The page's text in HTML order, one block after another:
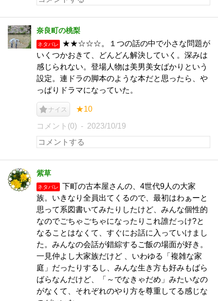
奈良町の桃梨
ネタバレ
★★☆☆☆。１つの話の中で小さな問題が
いくつかおきて、どんどん解決していく。深みは
感じられない。登場人物は美男美女ばかりという
設定。連ドラの脚本のような本だと思ったら、や
っぱりドラマになっていた。
ナイス ★10
コメント(0) 2023/10/19
紫草
ネタバレ
下町の古本屋さんの、4世代9人の大家
族。いきなり全員出てくるので、最初はわぁーと
思って系図書いてみたりしたけど、みんな個性的
なのでごちゃごちゃになったりこれ誰だっけ?と
なることはなくて、すぐにお話に入っていけまし
た。みんなの会話が錯綜するご飯の場面が好き。
一見仲よし大家族だけど 、いわゆる「複雑な家
庭」だったりするし、みんな生き方も好みもばら
ばらなんだけど、「～でなきゃだめ」みたいなの
がなくて、それぞれのやり方を尊重してる感じな